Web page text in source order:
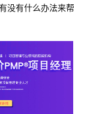
没有什么办法来帮